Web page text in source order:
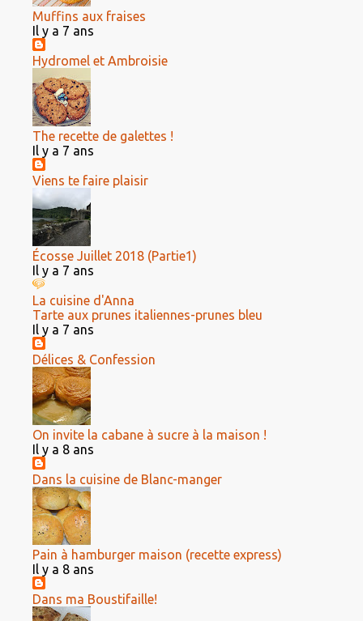
Muffins aux fraises
Il y a 7 ans
Hydromel et Ambroisie
The recette de galettes !
Il y a 7 ans
Viens te faire plaisir
Écosse Juillet 2018 (Partie1)
Il y a 7 ans
La cuisine d'Anna
Tarte aux prunes italiennes-prunes bleu
Il y a 7 ans
Délices & Confession
On invite la cabane à sucre à la maison !
Il y a 8 ans
Dans la cuisine de Blanc-manger
Pain à hamburger maison (recette express)
Il y a 8 ans
Dans ma Boustifaille!